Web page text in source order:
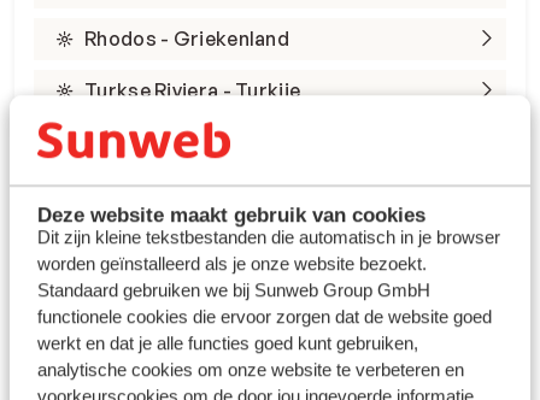
Deze website maakt gebruik van cookies
Dit zijn kleine tekstbestanden die automatisch in je browser
worden geïnstalleerd als je onze website bezoekt.
Standaard gebruiken we bij Sunweb Group GmbH
functionele cookies die ervoor zorgen dat de website goed
werkt en dat je alle functies goed kunt gebruiken,
analytische cookies om onze website te verbeteren en
Rhodos - Griekenland
Turkse Riviera - Turkije
Winterzon Egypte: all-in
vanaf €599 p.p.